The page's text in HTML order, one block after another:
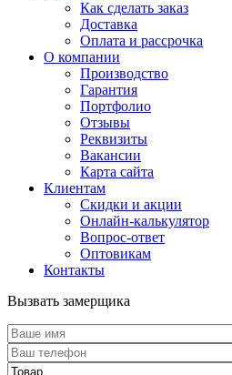
Как сделать заказ
Доставка
Оплата и рассрочка
О компании
Производство
Гарантия
Портфолио
Отзывы
Реквизиты
Вакансии
Карта сайта
Клиентам
Скидки и акции
Онлайн-калькулятор
Вопрос-ответ
Оптовикам
Контакты
Вызвать замерщика